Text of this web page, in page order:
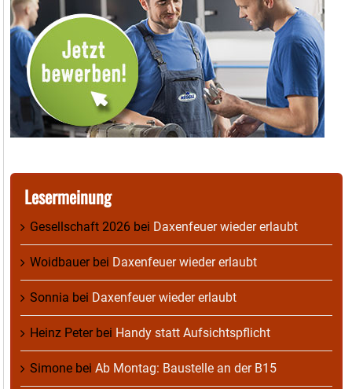
Lesermeinung
Gesellschaft 2026 bei Daxenfeuer wieder erlaubt
Woidbauerbei Daxenfeuer wieder erlaubt
Sonnia bei Daxenfeuer wieder erlaubt
Heinz Peterbei Handy statt Aufsichtspflicht
Simone bei Ab Montag: Baustelle an der B15